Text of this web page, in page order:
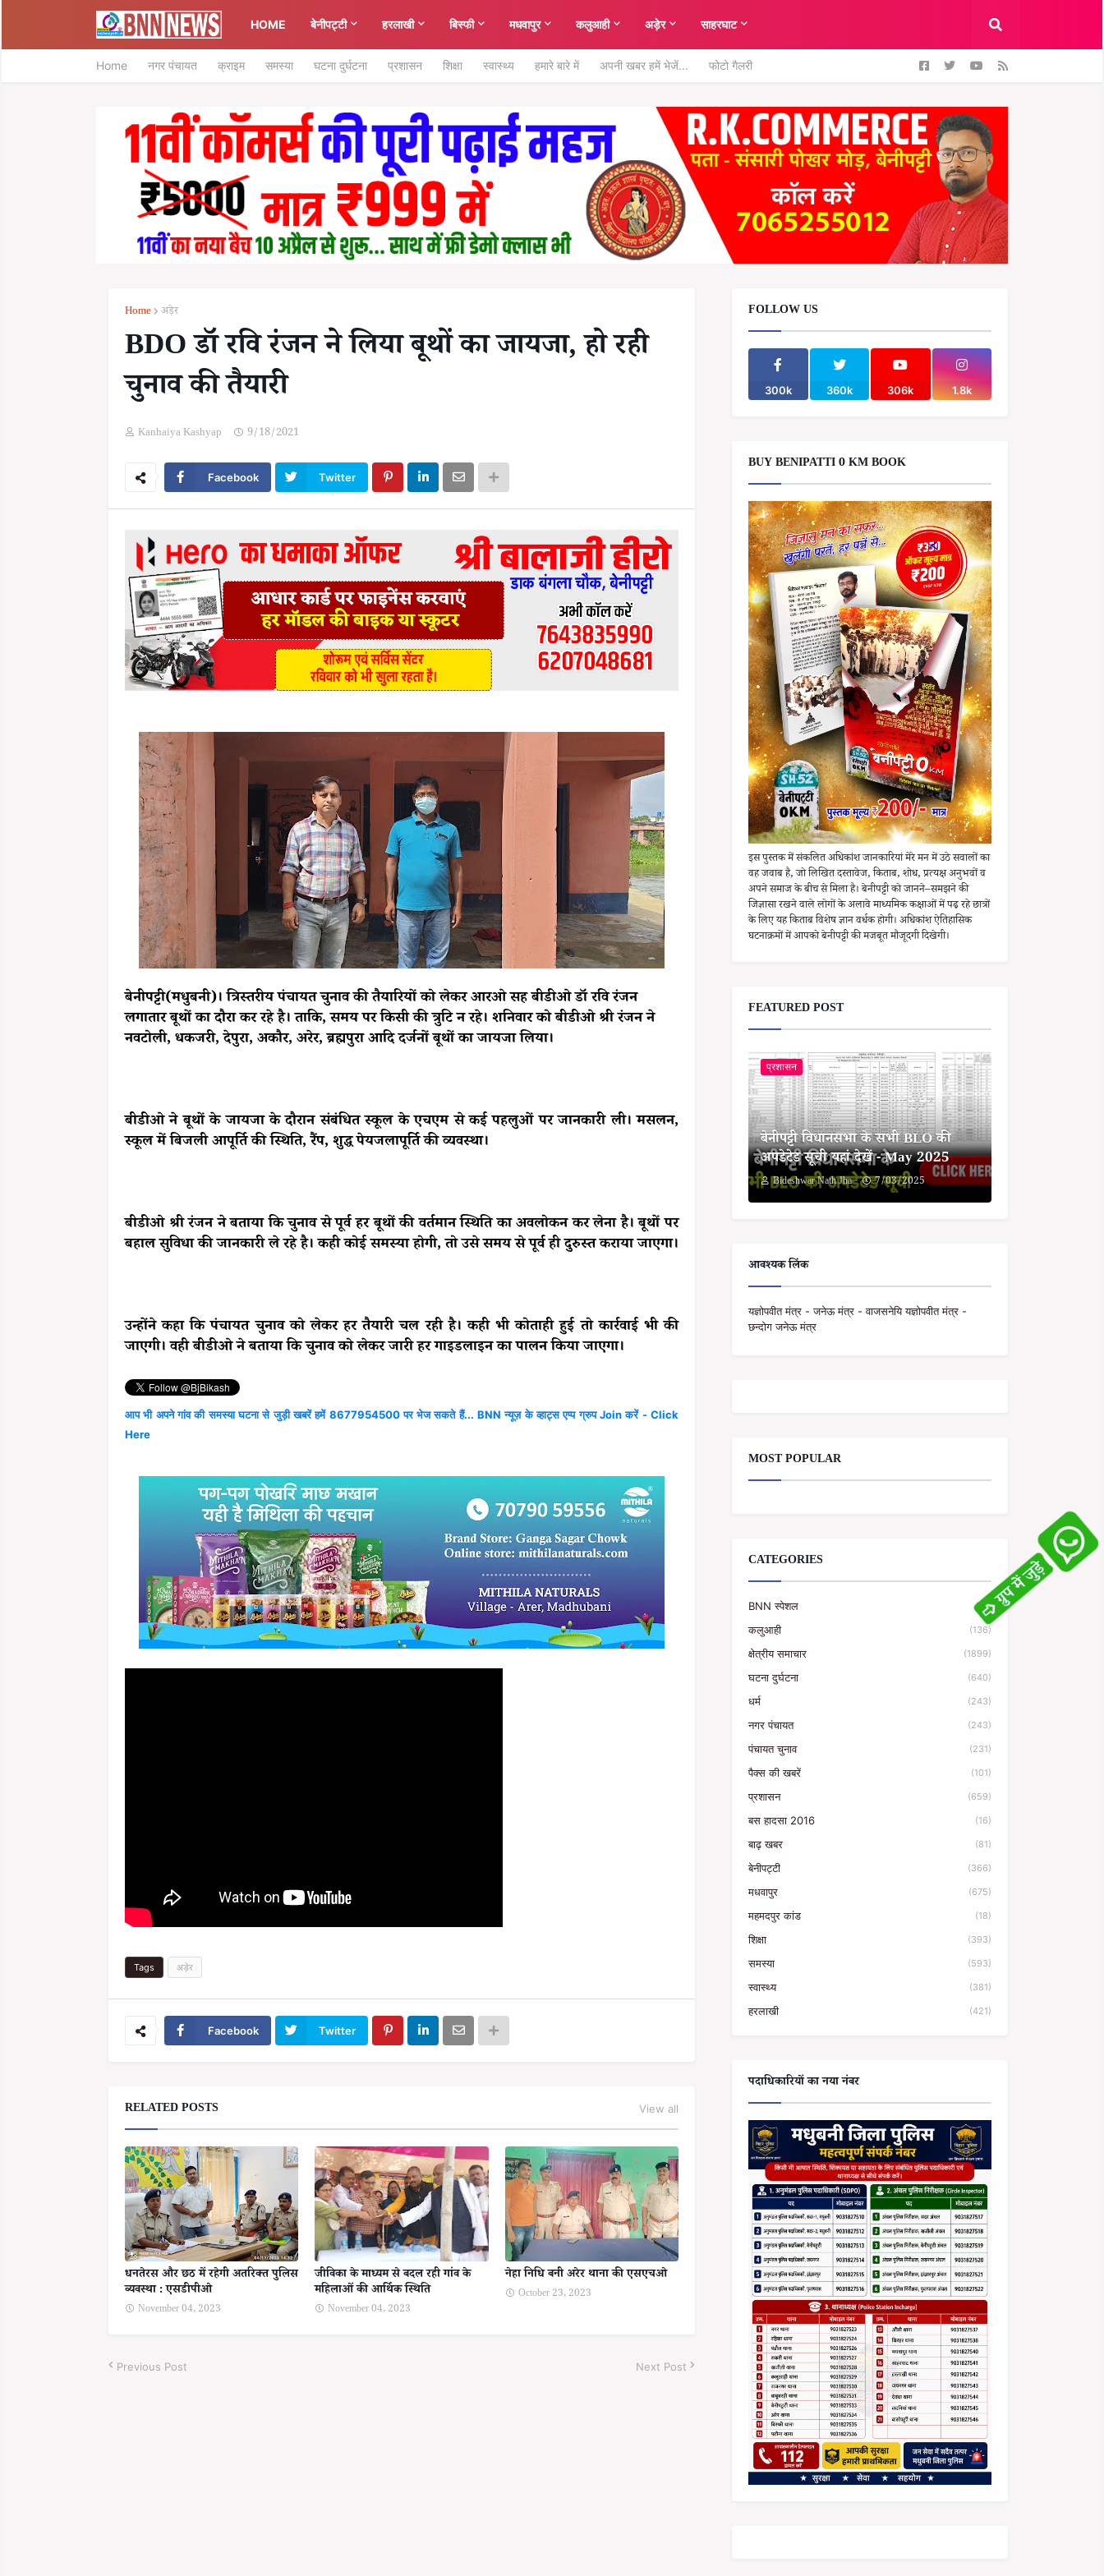
HOME बेनीपट्टी हरलाखी बिस्फी मधवापुर कलुआही अड़ेर साहरघाट
Home नगर पंचायत क्राइम समस्या घटना दुर्घटना प्रशासन शिक्षा स्वास्थ्य हमारे बारे में अपनी खबर हमें भेजें... फोटो गैलरी
Home अड़ेर
BDO डॉ रवि रंजन ने लिया बूथों का जायजा, हो रही
चुनाव की तैयारी
Kanhaiya Kashyap 9/18/2021
Facebook Twitter
बेनीपट्टी(मधुबनी)। त्रिस्तरीय पंचायत चुनाव की तैयारियों को लेकर आरओ सह बीडीओ डॉ रवि रंजन
लगातार बूथों का दौरा कर रहे है। ताकि, समय पर किसी की त्रुटि न रहे। शनिवार को बीडीओ श्री रंजन ने
नवटोली, धकजरी, देपुरा, अकौर, अरेर, ब्रह्मपुरा आदि दर्जनों बूथों का जायजा लिया।
बीडीओ ने बूथों के जायजा के दौरान संबंधित स्कूल के एचएम से कई पहलुओं पर जानकारी ली। मसलन,
स्कूल में बिजली आपूर्ति की स्थिति, रैंप, शुद्ध पेयजलापूर्ति की व्यवस्था।
बीडीओ श्री रंजन ने बताया कि चुनाव से पूर्व हर बूथों की वर्तमान स्थिति का अवलोकन कर लेना है। बूथों पर
बहाल सुविधा की जानकारी ले रहे है। कही कोई समस्या होगी, तो उसे समय से पूर्व ही दुरुस्त कराया जाएगा।
उन्होंने कहा कि पंचायत चुनाव को लेकर हर तैयारी चल रही है। कही भी कोताही हुई तो कार्रवाई भी की
जाएगी। वही बीडीओ ने बताया कि चुनाव को लेकर जारी हर गाइडलाइन का पालन किया जाएगा।
आप भी अपने गांव की समस्या घटना से जुड़ी खबरें हमें 8677954500 पर भेज सकते हैं... BNN न्यूज़ के व्हाट्स एप्प ग्रुप Join करें - Click
Here
Tags अड़ेर
Facebook Twitter
RELATED POSTS View all
धनतेरस और छठ में रहेगी अतरिक्त पुलिस
व्यवस्था : एसडीपीओ
November 04, 2023
जीविका के माध्यम से बदल रही गांव के
महिलाओं की आर्थिक स्थिति
November 04, 2023
नेहा निधि बनी अरेर थाना की एसएचओ
October 23, 2023
Previous Post Next Post
FOLLOW US
300k 360k 306k 1.8k
BUY BENIPATTI 0 KM BOOK
इस पुस्तक में संकलित अधिकांश जानकारियां मेरे मन में उठे सवालों का
वह जवाब है, जो लिखित दस्तावेज, किताब, शोध, प्रत्यक्ष अनुभवों व
अपने समाज के बीच से मिला है। बेनीपट्टी को जानने–समझने की
जिज्ञासा रखने वाले लोगों के अलावे माध्यमिक कक्षाओं में पढ़ रहे छात्रों
के लिए यह किताब विशेष ज्ञान वर्धक होगी। अधिकांश ऐतिहासिक
घटनाक्रमों में आपको बेनीपट्टी की मजबूत मौजूदगी दिखेगी।
FEATURED POST
प्रशासन
बेनीपट्टी विधानसभा के सभी BLO की
अपडेटेड सूची यहां देखें - May 2025
Bideshwar Nath Jha 7/03/2025
आवश्यक लिंक
यज्ञोपवीत मंत्र - जनेऊ मंत्र - वाजसनेयि यज्ञोपवीत मंत्र -
छन्दोग जनेऊ मंत्र
MOST POPULAR
CATEGORIES
BNN स्पेशल (10)
कलुआही (136)
क्षेत्रीय समाचार (1899)
घटना दुर्घटना (640)
धर्म (243)
नगर पंचायत (243)
पंचायत चुनाव (231)
पैक्स की खबरें (101)
प्रशासन (659)
बस हादसा 2016 (16)
बाढ़ खबर (81)
बेनीपट्टी (366)
मधवापुर (675)
महमदपुर कांड (18)
शिक्षा (393)
समस्या (593)
स्वास्थ्य (381)
हरलाखी (421)
पदाधिकारियों का नया नंबर